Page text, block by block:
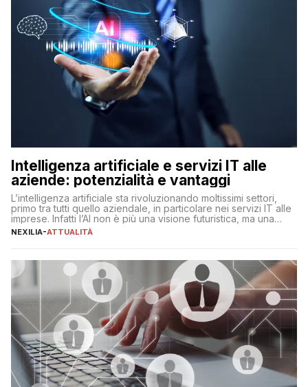
Intelligenza artificiale e servizi IT alle
aziende: potenzialità e vantaggi
L’intelligenza artificiale sta rivoluzionando moltissimi settori,
primo tra tutti quello aziendale, in particolare nei servizi IT alle
imprese. Infatti l’AI non è più una visione futuristica, ma una
realtà operativa che sta portando a un cambio significativo in
operazioni, bensì comporta […]
NEXILIA-ATTUALITÀ